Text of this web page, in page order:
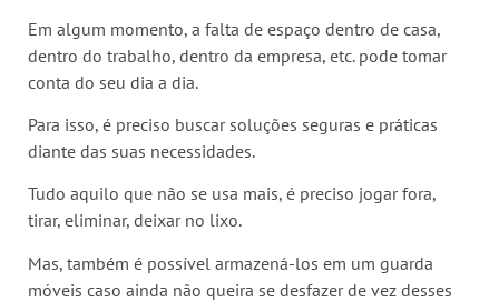
Em algum momento, a falta de espaço dentro de casa,
dentro do trabalho, dentro da empresa, etc. pode tomar
conta do seu dia a dia.
Para isso, é preciso buscar soluções seguras e práticas
diante das suas necessidades.
Tudo aquilo que não se usa mais, é preciso jogar fora,
tirar, eliminar, deixar no lixo.
Mas, também é possível armazená-los em um guarda
móveis caso ainda não queira se desfazer de vez desses